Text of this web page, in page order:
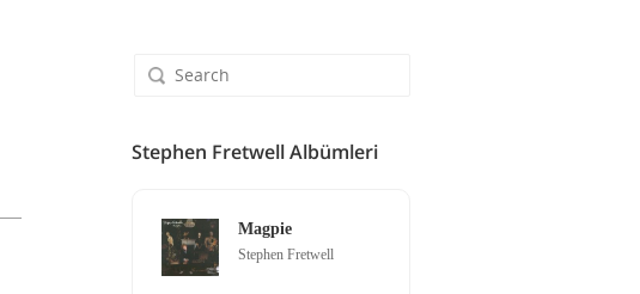
Stephen Fretwell Albümleri
Magpie
Stephen Fretwell